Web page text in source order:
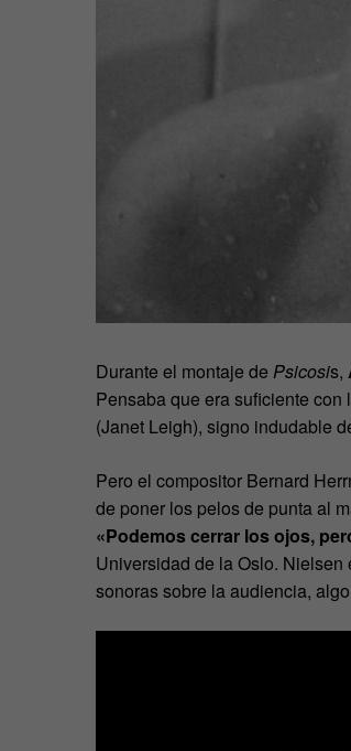
Durante el montaje de Psicosis,
Pensaba que era suficiente
(Janet Leigh), signo indudable
Pero el compositor Bernard
de poner los pelos de punta al
«Podemos cerrar los ojos,
Universidad de la Oslo. Nielsen
sonoras sobre la audiencia, algo